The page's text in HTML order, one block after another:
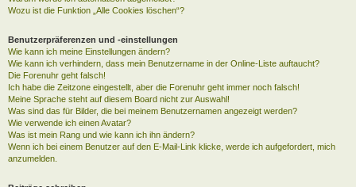
Wozu ist die Funktion „Alle Cookies löschen“?
Benutzerpräferenzen und -einstellungen
Wie kann ich meine Einstellungen ändern?
Wie kann ich verhindern, dass mein Benutzername in der Online-Liste auftaucht?
Die Forenuhr geht falsch!
Ich habe die Zeitzone eingestellt, aber die Forenuhr geht immer noch falsch!
Meine Sprache steht auf diesem Board nicht zur Auswahl!
Was sind das für Bilder, die bei meinem Benutzernamen angezeigt werden?
Wie verwende ich einen Avatar?
Was ist mein Rang und wie kann ich ihn ändern?
Wenn ich bei einem Benutzer auf den E-Mail-Link klicke, werde ich aufgefordert, mich
anzumelden.